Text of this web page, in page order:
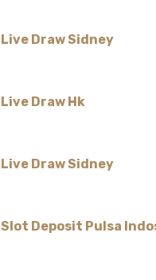
Live Draw Sidney
Live Draw Hk
Live Draw Sidney
Slot Deposit Pulsa